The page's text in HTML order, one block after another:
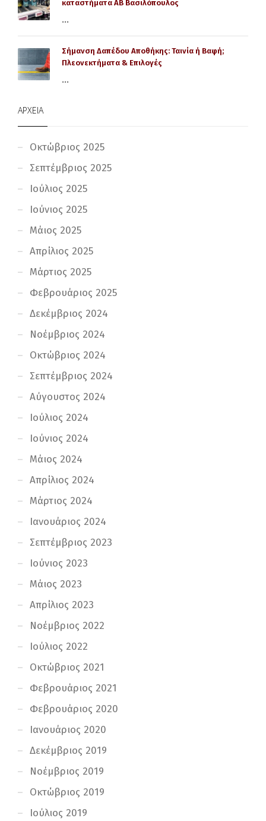
καταστήματα AB Βασιλόπουλος
...
Σήμανση Δαπέδου Αποθήκης: Ταινία ή Βαφή;
Πλεονεκτήματα & Επιλογές
...
ΑΡΧΕΊΑ
Οκτώβριος 2025
Σεπτέμβριος 2025
Ιούλιος 2025
Ιούνιος 2025
Μάιος 2025
Απρίλιος 2025
Μάρτιος 2025
Φεβρουάριος 2025
Δεκέμβριος 2024
Νοέμβριος 2024
Οκτώβριος 2024
Σεπτέμβριος 2024
Αύγουστος 2024
Ιούλιος 2024
Ιούνιος 2024
Μάιος 2024
Απρίλιος 2024
Μάρτιος 2024
Ιανουάριος 2024
Σεπτέμβριος 2023
Ιούνιος 2023
Μάιος 2023
Απρίλιος 2023
Νοέμβριος 2022
Ιούλιος 2022
Οκτώβριος 2021
Φεβρουάριος 2021
Φεβρουάριος 2020
Ιανουάριος 2020
Δεκέμβριος 2019
Νοέμβριος 2019
Οκτώβριος 2019
Ιούλιος 2019